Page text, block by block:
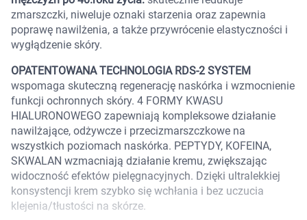
Korzystamy z plików cookies w celu
zmarszczki, niweluje oznaki starzenia oraz zapewnia
poprawę nawilżenia, a także przywrócenie elastyczności i
wygłądzenie skóry.
OPATENTOWANA TECHNOLOGIA RDS-2 SYSTEM
wspomaga skuteczną regenerację naskórka i wzmocnienie
funkcji ochronnych skóry. 4 FORMY KWASU
HIALURONOWEGO zapewniają kompleksowe działanie
nawilżające, odżywcze i przecizmarszczkowe na
wszystkich poziomach naskórka. PEPTYDY, KOFEINA,
SKWALAN wzmacniają działanie kremu, zwiększając
widoczność efektów pielęgnacyjnych. Dzięki ultralekkiej
konsystencji krem szybko się wchłania i bez uczucia
klejenia/tłustości na skórze.